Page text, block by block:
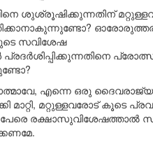
ശുശ്രൂഷിക്കുന്നതിന്
സവിശേഷ
എന്നെ ഒരു
മാറ്റി, മറ്റുള്ളവരോട് കൂടെ
രക്ഷാസുവിശേഷത്താൽ